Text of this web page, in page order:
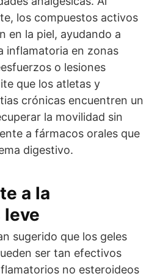
los compuestos activos
en la piel, ayudando a
inflamatoria en zonas
o lesiones
que los atletas y
crónicas encuentren un
la movilidad sin
a fármacos orales que
digestivo.
a la
sugerido que los geles
ser tan efectivos
no esteroideos